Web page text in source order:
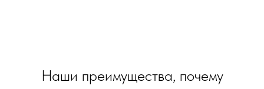
Наши преимущества, почему